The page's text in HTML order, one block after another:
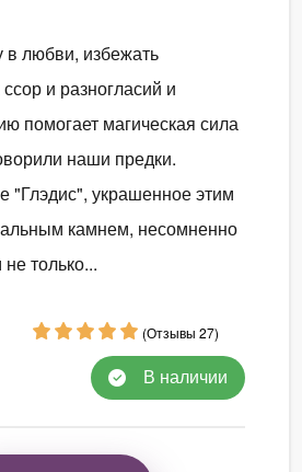
в любви, избежать
и разногласий и
помогает магическая сила
наши предки.
"Глэдис", украшенное этим
камнем, несомненно
только...
(Отзывы 27)
В наличии